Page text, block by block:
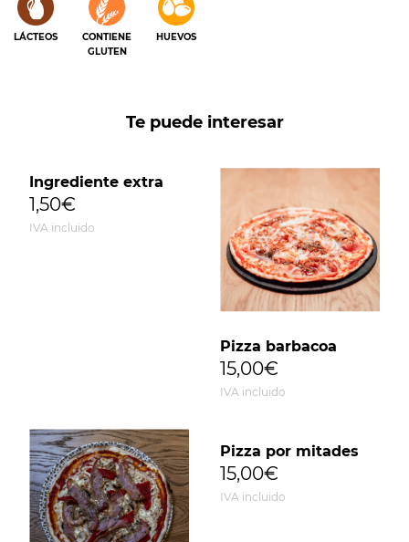
LÁCTEOS
CONTIENE
GLUTEN
HUEVOS
Te puede interesar
Ingrediente extra
1,50€
IVA incluido
Pizza barbacoa
15,00€
IVA incluido
Pizza por mitades
15,00€
IVA incluido